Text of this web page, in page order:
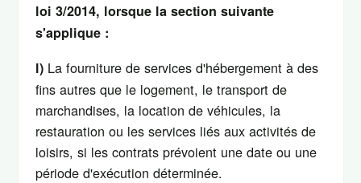
loi 3/2014, lorsque la section suivante
s'applique :
l)La fourniture de services d'hébergement à des
fins autres que le logement, le transport de
marchandises, la location de véhicules, la
restauration ou les services liés aux activités de
loisirs, si les contrats prévoient une date ou une
période d'exécution déterminée.